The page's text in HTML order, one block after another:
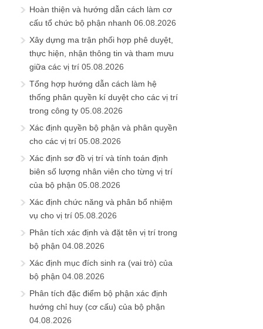
Hoàn thiện và hướng dẫn cách làm cơ
cấu tổ chức bộ phận nhanh 06.08.2026
Xây dựng ma trận phối hợp phê duyệt,
thực hiện, nhận thông tin và tham mưu
giữa các vị trí 05.08.2026
Tổng hợp hướng dẫn cách làm hệ
thống phân quyền kí duyệt cho các vị trí
trong công ty 05.08.2026
Xác định quyền bộ phận và phân quyền
cho các vị trí 05.08.2026
Xác định sơ đồ vị trí và tính toán định
biên số lượng nhân viên cho từng vị trí
của bộ phận 05.08.2026
Xác định chức năng và phân bổ nhiệm
vụ cho vị trí 05.08.2026
Phân tích xác định và đặt tên vị trí trong
bộ phận 04.08.2026
Xác định mục đích sinh ra (vai trò) của
bộ phận 04.08.2026
Phân tích đặc điểm bộ phận xác định
hướng chỉ huy (cơ cấu) của bộ phận
04.08.2026